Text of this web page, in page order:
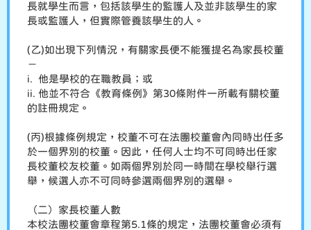
長就學生而言，包括該學生的監護人及並非該學生的家
長或監護人，但實際管養該學生的人。
(乙)如出現下列情況，有關家長便不能獲提名為家長校董
－
i. 他是學校的在職教員；或
ii. 他並不符合《教育條例》第30條附件一所載有關校董
的註冊規定。
(丙)根據條例規定，校董不可在法團校董會內同時出任多
於一個界別的校董。因此，任何人士均不可同時出任家
長校董校友校董。如兩個界別於同一時間在學校舉行選
舉，候選人亦不可同時參選兩個界別的選舉。
（二）家長校董人數
本校法團校董會章程第5.1條的規定，法團校董會必須有